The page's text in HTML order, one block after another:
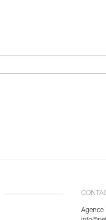
Agence